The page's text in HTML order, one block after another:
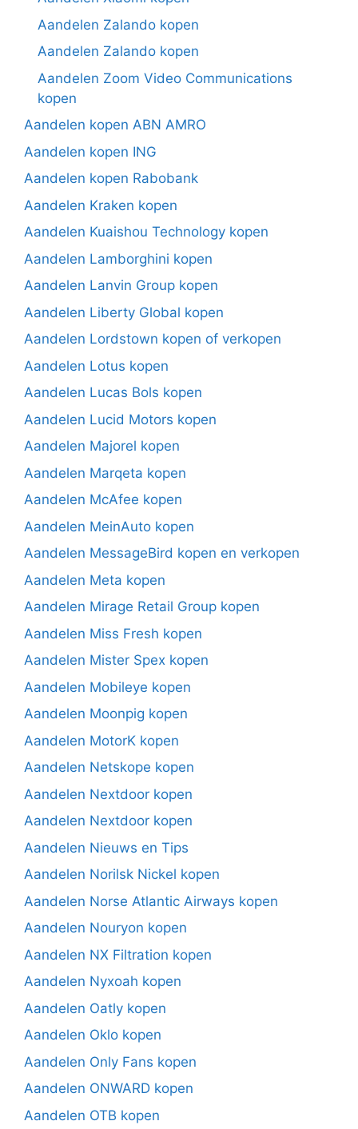
Aandelen Zalando kopen
Aandelen Zalando kopen
Aandelen Zoom Video Communications
kopen
Aandelen kopen ABN AMRO
Aandelen kopen ING
Aandelen kopen Rabobank
Aandelen Kraken kopen
Aandelen Kuaishou Technology kopen
Aandelen Lamborghini kopen
Aandelen Lanvin Group kopen
Aandelen Liberty Global kopen
Aandelen Lordstown kopen of verkopen
Aandelen Lotus kopen
Aandelen Lucas Bols kopen
Aandelen Lucid Motors kopen
Aandelen Majorel kopen
Aandelen Marqeta kopen
Aandelen McAfee kopen
Aandelen MeinAuto kopen
Aandelen MessageBird kopen en verkopen
Aandelen Meta kopen
Aandelen Mirage Retail Group kopen
Aandelen Miss Fresh kopen
Aandelen Mister Spex kopen
Aandelen Mobileye kopen
Aandelen Moonpig kopen
Aandelen MotorK kopen
Aandelen Netskope kopen
Aandelen Nextdoor kopen
Aandelen Nextdoor kopen
Aandelen Nieuws en Tips
Aandelen Norilsk Nickel kopen
Aandelen Norse Atlantic Airways kopen
Aandelen Nouryon kopen
Aandelen NX Filtration kopen
Aandelen Nyxoah kopen
Aandelen Oatly kopen
Aandelen Oklo kopen
Aandelen Only Fans kopen
Aandelen ONWARD kopen
Aandelen OTB kopen